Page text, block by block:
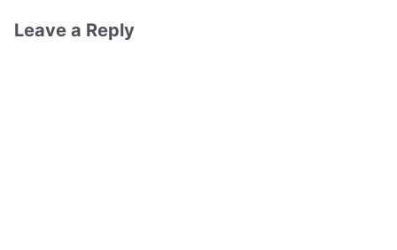
Leave a Reply